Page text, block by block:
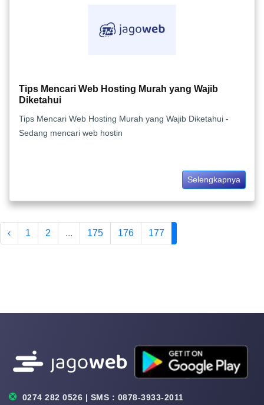
Tips Mencari Web Hosting Murah yang Wajib
Diketahui
Tips Mencari Web Hosting Murah yang Wajib Diketahui -
Sedang mencari web hostin
Selengkapnya
‹ 1 2 ... 175 176 177
0274 282 0526 | SMS : 0878-3933-2011